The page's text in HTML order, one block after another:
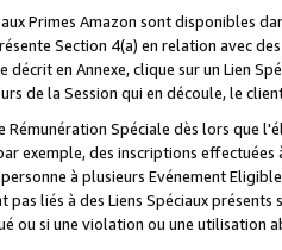
Primes Amazon sont disponibles
Section 4(a) en relation avec des
décrit en Annexe, clique sur un Lien
de la Session qui en découle, le
Rémunération Spéciale dès lors que
exemple, des inscriptions
à plusieurs Evénement
pas liés à des Liens Spéciaux
ou si une violation ou une utilisation